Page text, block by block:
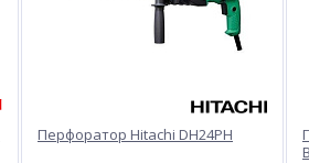
Перфоратор Hitachi DH24PH